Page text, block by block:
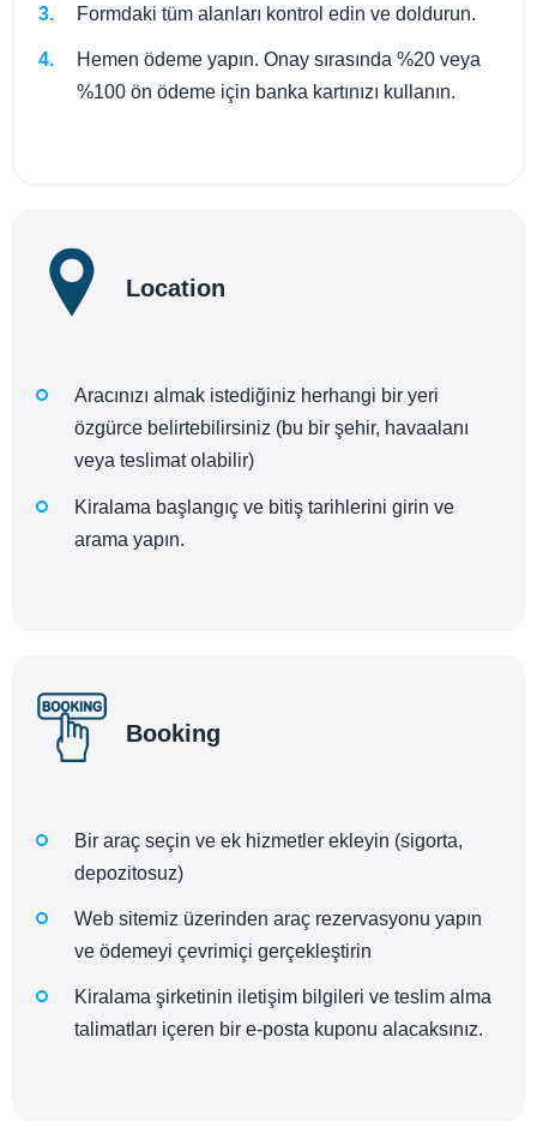
Formdaki tüm alanları kontrol edin ve doldurun.
Hemen ödeme yapın. Onay sırasında %20 veya
%100 ön ödeme için banka kartınızı kullanın.
Location
Aracınızı almak istediğiniz herhangi bir yeri
özgürce belirtebilirsiniz (bu bir şehir, havaalanı
veya teslimat olabilir)
Kiralama başlangıç ve bitiş tarihlerini girin ve
arama yapın.
Booking
Bir araç seçin ve ek hizmetler ekleyin (sigorta,
depozitosuz)
Web sitemiz üzerinden araç rezervasyonu yapın
ve ödemeyi çevrimiçi gerçekleştirin
Kiralama şirketinin iletişim bilgileri ve teslim alma
talimatları içeren bir e-posta kuponu alacaksınız.